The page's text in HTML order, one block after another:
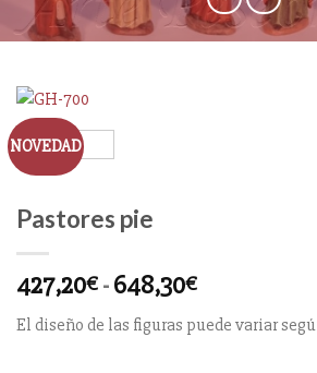
NOVEDAD
Pastores pie
427,20€ -648,30€
El diseño de las figuras puede variar